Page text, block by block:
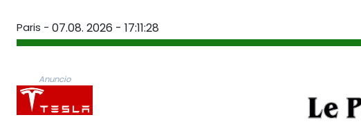
Paris - 07.08. 2026 - 17:11:28
Anuncio